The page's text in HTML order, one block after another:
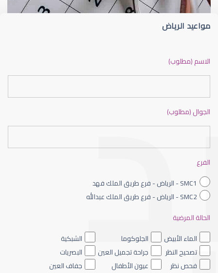
العمليات التجميلية للعين
الجراحة التجميلية للعيون
مواعيد الرياض
الاسم (مطلوب)
الجوال (مطلوب)
الفرع
SMC1 - الرياض - فرع طريق الملك فهد
SMC2 - الرياض - فرع طريق الملك عبدالله
الحالة المرضية
الماء الأبيض
الجلوكوما
الشبكية
تصحيح النظر
جراحة تجميل العين
البصريات
فحص نظر
عيون الأطفال جفاف العين